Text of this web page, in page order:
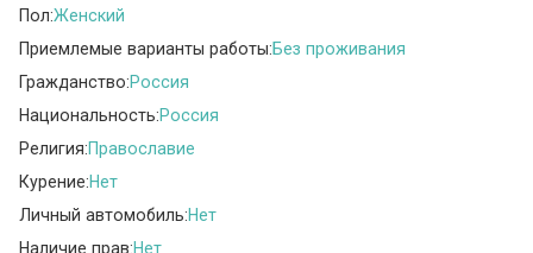
Пол:Женский
Приемлемые варианты работы:Без проживания
Гражданство:Россия
Национальность:Россия
Религия:Православие
Курение:Нет
Личный автомобиль:Нет
Наличие прав:Нет